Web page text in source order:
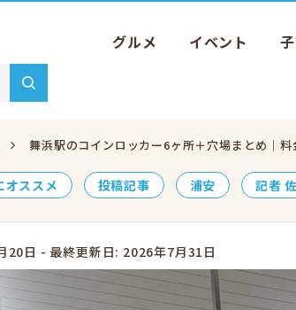
グルメ イベント
舞浜駅のコインロッカー6ヶ所＋穴場まとめ｜
オススメ 投稿記事 浦安 記者
20日 - 最終更新日: 2026年7月31日